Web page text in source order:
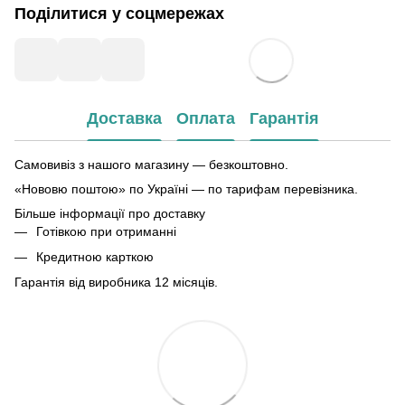
Поділитися у соцмережах
Доставка Оплата Гарантія
Самовивіз з нашого магазину — безкоштовно.
«Нововю поштою» по Україні — по тарифам перевізника.
Більше інформації про доставку
Готівкою при отриманні
Кредитною карткою
Гарантія від виробника 12 місяців.